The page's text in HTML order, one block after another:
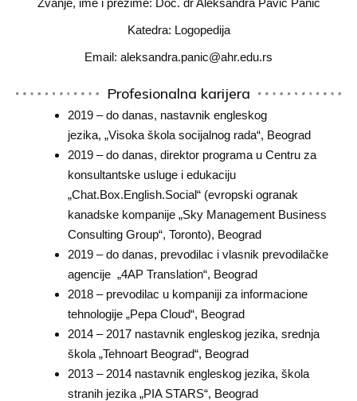
Katedra: Logopedija
Email: aleksandra.panic@ahr.edu.rs
Profesionalna karijera
2019 – do danas, nastavnik engleskog
jezika, „Visoka škola socijalnog rada“, Beograd
2019 – do danas, direktor programa u Centru za
konsultantske usluge i edukaciju
„Chat.Box.English.Social“ (evropski ogranak
kanadske kompanije „Sky Management Business
Consulting Group“, Toronto), Beograd
2019 – do danas, prevodilac i vlasnik prevodilačke
agencije „4AP Translation“, Beograd
2018 – prevodilac u kompaniji za informacione
tehnologije „Pepa Cloud“, Beograd
2014 – 2017 nastavnik engleskog jezika, srednja
škola „Tehnoart Beograd“, Beograd
2013 – 2014 nastavnik engleskog jezika, škola
stranih jezika „PIA STARS“, Beograd